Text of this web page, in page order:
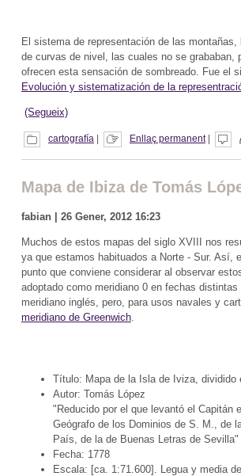
El sistema de representación de las
de curvas de nivel, las cuales no se
ofrecen esta sensación de sombreado. Fue el
Evolución y sistematización de la
(Segueix)
cartografía Enllaç permanent|
Mapa de Ibiza de Tomás
fabian | 26 Gener, 2012 16:23
Muchos de estos mapas del siglo XVIII nos
ya que estamos habituados a Norte - Sur. Así,
punto que conviene considerar al observar
adoptado como meridiano 0 en fechas
meridiano inglés, pero, para usos navales y
meridiano de Greenwich.
Título: Mapa de la Isla de Iviza, dividido
Autor: Tomás López
"Reducido por el que levantó el Capitán
Geógrafo de los Dominios de S. M., de
País, de la de Buenas Letras de Sevilla"
Fecha: 1778
Escala: [ca. 1:71.600]. Legua y media